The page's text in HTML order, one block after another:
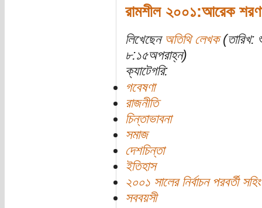
রামশীল ২০০১:আরেক
লিখেছেন অতিথি লেখক(তারিখ:
৮:১৫অপরাহ্ন)
ক্যাটেগরি:
গবেষণা
রাজনীতি
চিন্তাভাবনা
সমাজ
দেশচিন্তা
ইতিহাস
২০০১ সালের নির্বাচন পরবর্তী
সববয়সী